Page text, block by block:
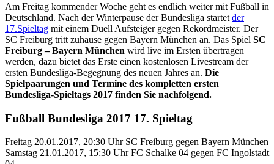
Am Freitag kommender Woche geht es endlich weiter mit Fußball in
Deutschland. Nach der Winterpause der Bundesliga startet der
17.Spieltag mit einem Duell Aufsteiger gegen Rekordmeister. Der
SC Freiburg tritt zuhause gegen Bayern München an. Das Spiel SC
Freiburg – Bayern München wird live im Ersten übertragen
werden, dazu bietet das Erste einen kostenlosen Livestream der
ersten Bundesliga-Begegnung des neuen Jahres an. Die
Spielpaarungen und Termine des kompletten ersten
Bundesliga-Spieltags 2017 finden Sie nachfolgend.
Fußball Bundesliga 2017 17. Spieltag
Freitag 20.01.2017, 20:30 Uhr SC Freiburg gegen Bayern München
Samstag 21.01.2017, 15:30 Uhr FC Schalke 04 gegen FC Ingolstadt